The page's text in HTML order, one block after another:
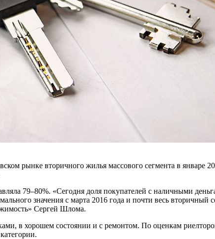
рынке вторичного жилья массового сегмента в январе
79–80%. «Сегодня доля покупателей с наличными
значения с марта 2016 года и почти весь вторичный
Сергей Шлома.
в хорошем состоянии и с ремонтом. По оценкам